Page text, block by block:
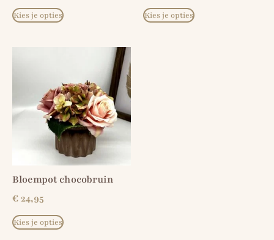
Kies je opties Kies je opties
Bloempot chocobruin
€24,95
Kies je opties